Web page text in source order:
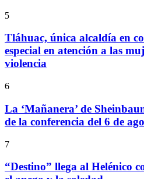
5
Tláhuac, única alcaldía en
especial en atención a las
violencia
6
La ‘Mañanera’ de
de la conferencia del 6 de
7
“Destino” llega al Helénico